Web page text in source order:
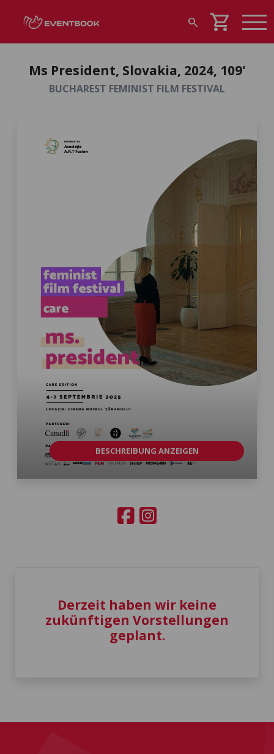
search shopping_cart
Ms President, Slovakia, 2024, 109'
BUCHAREST FEMINIST FILM FESTIVAL
BESCHREIBUNG ANZEIGEN
Derzeit haben wir keine
zukünftigen Vorstellungen
geplant.